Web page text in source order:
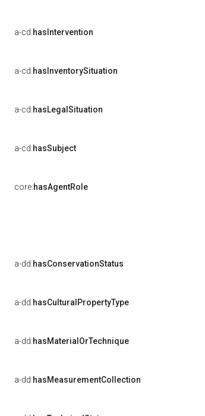
a-cd:hasIntervention
a-cd:hasInventorySituation
a-cd:hasLegalSituation
a-cd:hasSubject
core:hasAgentRole
a-dd:hasConservationStatus
a-dd:hasCulturalPropertyType
a-dd:hasMaterialOrTechnique
a-dd:hasMeasurementCollection